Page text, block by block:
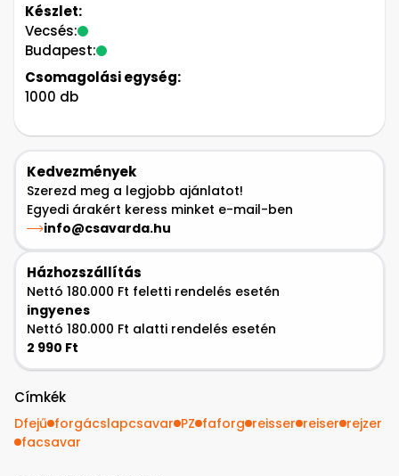
Készlet:
Vecsés:
Budapest:
Csomagolási egység:
1000 db
Kedvezmények
Szerezd meg a legjobb ajánlatot!
Egyedi árakért keress minket e-mail-ben
info@csavarda.hu
Házhozszállítás
Nettó 180.000 Ft feletti rendelés esetén
ingyenes
Nettó 180.000 Ft alatti rendelés esetén
2 990 Ft
Címkék
Dfejű forgácslapcsavar PZ faforg reisser reiser rejzer
facsavar